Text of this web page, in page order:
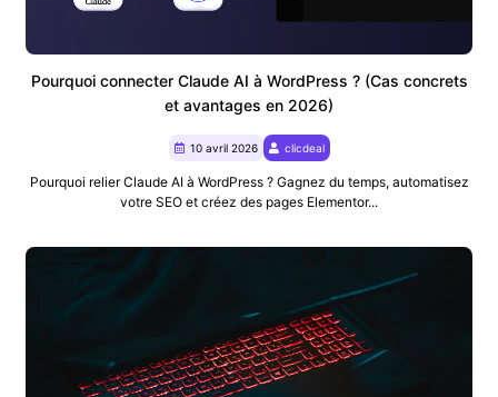
Pourquoi connecter Claude AI à WordPress ? (Cas concrets
et avantages en 2026)
10 avril 2026 clicdeal
Pourquoi relier Claude AI à WordPress ? Gagnez du temps, automatisez
votre SEO et créez des pages Elementor...